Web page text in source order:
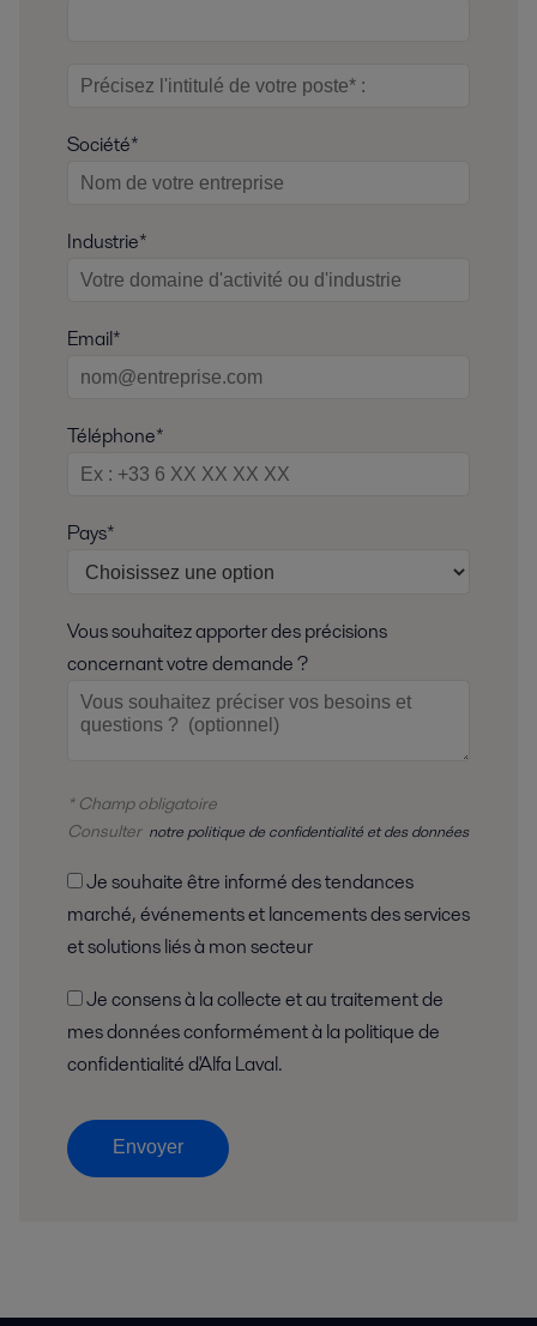
Société*
Industrie*
Email*
Téléphone*
Pays*
Vous souhaitez apporter des précisions
concernant votre demande ?
* Champ obligatoire
Consulter notre politique de confidentialité et des données
marché, événements et lancements des services
et solutions liés à mon secteur
mes données conformément à la politique de
confidentialité d'Alfa Laval.
Envoyer